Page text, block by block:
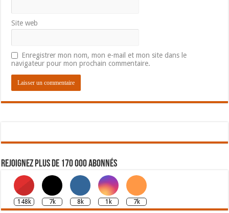
Site web
Enregistrer mon nom, mon e-mail et mon site dans le
navigateur pour mon prochain commentaire.
Rejoignez plus de 170 000 abonnés
148k 7k 8k 1k 7k